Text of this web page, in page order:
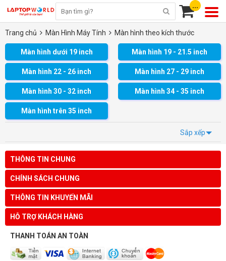
...
Trang chủ Màn Hình Máy Tính Màn hình theo kích thước
Màn hình dưới 19 inch Màn hình 19 - 21.5 inch
Màn hình 22 - 26 inch Màn hình 27 - 29 inch
Màn hình 30 - 32 inch Màn hình 34 - 35 inch
Màn hình trên 35 inch
Sắp xếp
THÔNG TIN CHUNG
CHÍNH SÁCH CHUNG
THÔNG TIN KHUYẾN MÃI
HỖ TRỢ KHÁCH HÀNG
THANH TOÁN AN TOÀN